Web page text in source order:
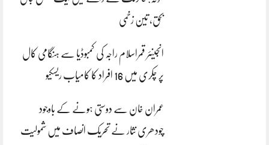
بحق، تین زخمی
انجینئر قمراسلام راجہ کی کمبوڈیا سے ہنگامی کال
پر چکری میں 16 افراد کا کامیاب ریسکیو
عمران خان سے دوستی ہونے کے باوجود
چودھری نثار نے تحریک انصاف میں شمولیت